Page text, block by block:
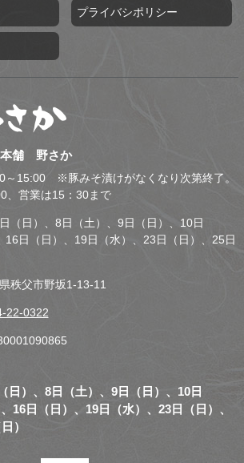
プライバシポリシー
本舗 野
舗 野さか
～15:00 ※豚みそ漬けがなくなり次第終了。
、営業は15：30まで
（日）、8日（土）、9日（日）、10日
16日（日）、19日（水）、23日（日）、25日
父市野坂1-13-11
22-0322
日）、8日（土）、9日（日）、10日
16日（日）、19日（水）、23日（日）、
）